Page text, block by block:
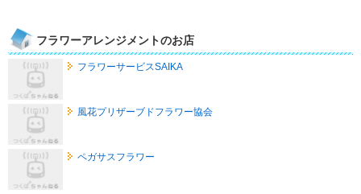
フラワーアレンジメントのお店
フラワーサービスSAIKA
風花プリザーブドフラワー協会
ペガサスフラワー